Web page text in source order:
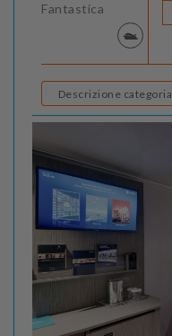
Fantastica
Descrizione categoria